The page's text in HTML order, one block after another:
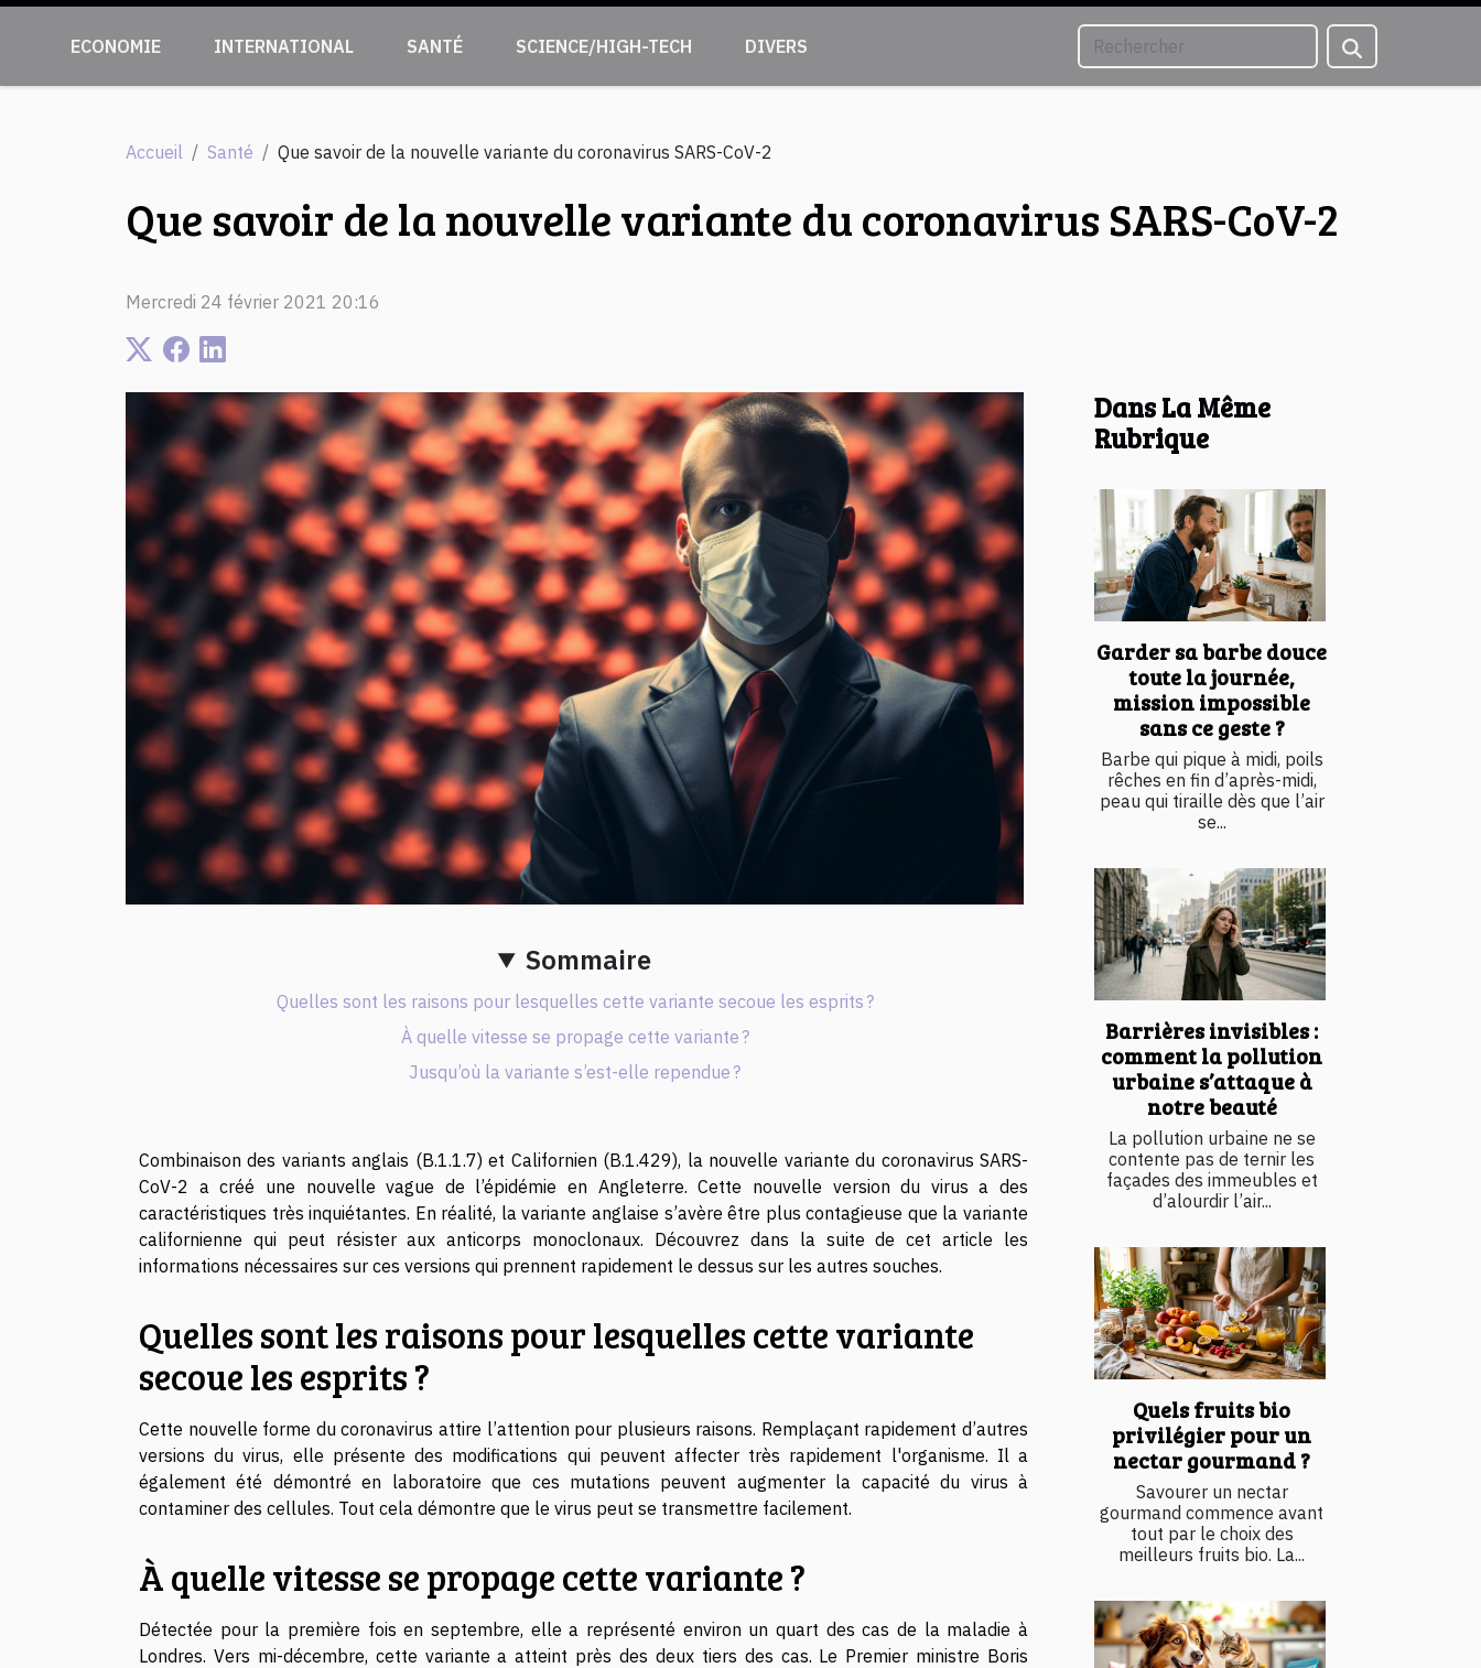
ECONOMIE INTERNATIONAL SANTÉ SCIENCE/HIGH-TECH DIVERS
Accueil Santé Que savoir de la nouvelle variante du coronavirus SARS-CoV-2
Que savoir de la nouvelle variante du coronavirus SARS-CoV-2
Mercredi 24 février 2021 20:16
Sommaire
Quelles sont les raisons pour lesquelles cette variante secoue les esprits ?
À quelle vitesse se propage cette variante ?
Jusqu’où la variante s’est-elle rependue ?
Combinaison des variants anglais (B.1.1.7) et Californien (B.1.429), la nouvelle variante du coronavirus SARS-
CoV-2 a créé une nouvelle vague de l’épidémie en Angleterre. Cette nouvelle version du virus a des
caractéristiques très inquiétantes. En réalité, la variante anglaise s’avère être plus contagieuse que la variante
californienne qui peut résister aux anticorps monoclonaux. Découvrez dans la suite de cet article les
informations nécessaires sur ces versions qui prennent rapidement le dessus sur les autres souches.
Quelles sont les raisons pour lesquelles cette variante
secoue les esprits ?
Cette nouvelle forme du coronavirus attire l’attention pour plusieurs raisons. Remplaçant rapidement d’autres
versions du virus, elle présente des modifications qui peuvent affecter très rapidement l'organisme. Il a
également été démontré en laboratoire que ces mutations peuvent augmenter la capacité du virus à
contaminer des cellules. Tout cela démontre que le virus peut se transmettre facilement.
À quelle vitesse se propage cette variante ?
Détectée pour la première fois en septembre, elle a représenté environ un quart des cas de la maladie à
Londres. Vers mi-décembre, cette variante a atteint près des deux tiers des cas. Le Premier ministre Boris
Dans La Même
Rubrique
Garder sa barbe douce
toute la journée,
mission impossible
sans ce geste ?
Barbe qui pique à midi, poils
rêches en fin d’après-midi,
peau qui tiraille dès que l’air
se...
Barrières invisibles :
comment la pollution
urbaine s’attaque à
notre beauté
La pollution urbaine ne se
contente pas de ternir les
façades des immeubles et
d’alourdir l’air...
Quels fruits bio
privilégier pour un
nectar gourmand ?
Savourer un nectar
gourmand commence avant
tout par le choix des
meilleurs fruits bio. La...